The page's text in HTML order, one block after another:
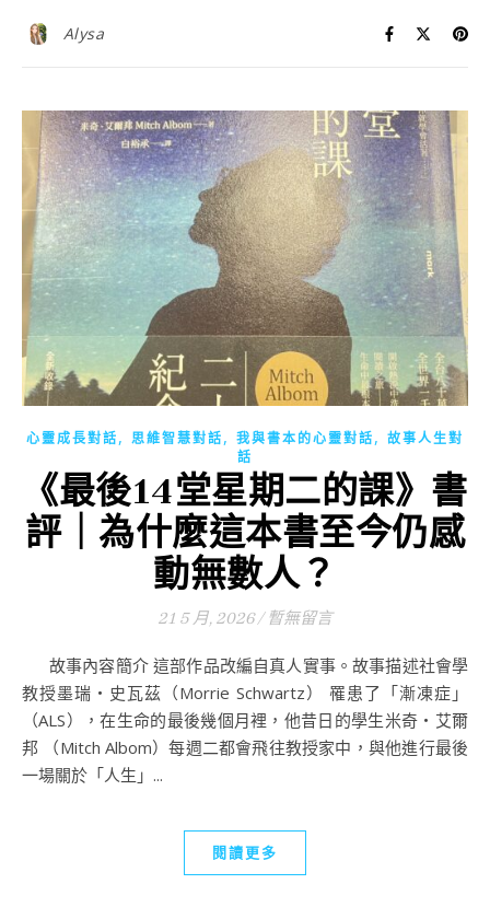
Alysa
心靈成長對話, 思維智慧對話, 我與書本的心靈對話, 故事人生對
話
《最後14堂星期二的課》書
評｜為什麼這本書至今仍感
動無數人？
21 5 月, 2026 / 暫無留言
故事內容簡介 這部作品改編自真人實事。故事描述社會學
教授墨瑞‧史瓦茲（Morrie Schwartz） 罹患了「漸凍症」
（ALS），在生命的最後幾個月裡，他昔日的學生米奇‧艾爾
邦 （Mitch Albom）每週二都會飛往教授家中，與他進行最後
一場關於「人生」...
閱讀更多